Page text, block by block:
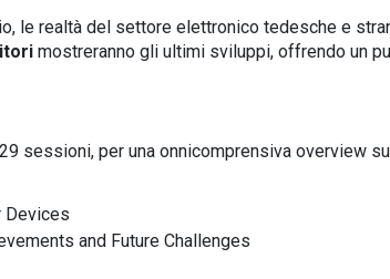
le realtà del settore elettronico tedesche e
mostreranno gli ultimi sviluppi, offrendo un
sessioni, per una onnicomprensiva overview
Devices
and Future Challenges